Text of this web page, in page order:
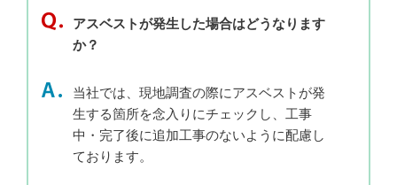
アスベストが発生した場合はどうなります
か？
当社では、現地調査の際にアスベストが発
生する箇所を念入りにチェックし、工事
中・完了後に追加工事のないように配慮し
ております。